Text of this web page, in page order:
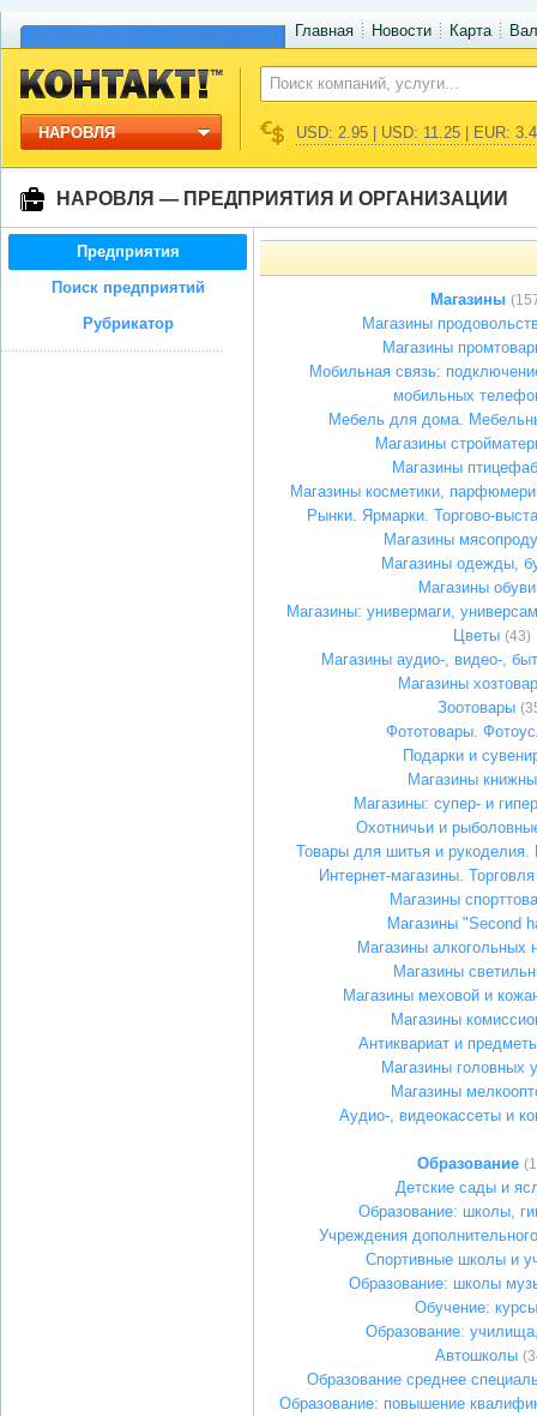
Главная Новости Карта
НАРОВЛЯ USD: 2.95 | USD: 11.25 | EUR:
НАРОВЛЯ — ПРЕДПРИЯТИЯ И ОРГАНИЗАЦИИ
Предприятия
Поиск предприятий
Рубрикатор
Магазины
Магазины
Магазины
Мобильная связь:
мобильных
Мебель для дома.
Магазины
Магазины
Магазины косметики,
Рынки. Ярмарки. Торгово-
Магазины
Магазины одежды,
Магазины обуви
Магазины: универмаги,
Цветы (43)
Магазины аудио-, видео-,
Магазины
Зоотовары
Фототовары.
Подарки и
Магазины
Магазины: супер- и
Охотничьи и
Товары для шитья и рукоделия.
Интернет-магазины.
Магазины
Магазины "Second
Магазины алкогольных
Магазины
Магазины меховой и
Магазины
Антиквариат и
Магазины головных
Магазины
Аудио-, видеокассеты и
Образование
Детские сады и
Образование: школы,
Учреждения
Спортивные школы и
Образование: школы
Обучение: курсы
Образование:
Автошколы
Образование среднее
Образование: повышение